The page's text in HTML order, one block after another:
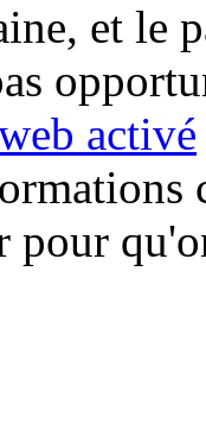
et le
activé
pour